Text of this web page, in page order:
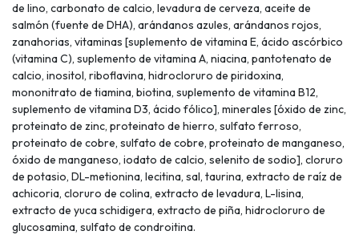
de lino, carbonato de calcio, levadura de cerveza, aceite de
salmón (fuente de DHA), arándanos azules, arándanos rojos,
zanahorias, vitaminas [suplemento de vitamina E, ácido ascórbico
(vitamina C), suplemento de vitamina A, niacina, pantotenato de
calcio, inositol, riboflavina, hidrocloruro de piridoxina,
mononitrato de tiamina, biotina, suplemento de vitamina B12,
suplemento de vitamina D3, ácido fólico], minerales [óxido de zinc,
proteinato de zinc, proteinato de hierro, sulfato ferroso,
proteinato de cobre, sulfato de cobre, proteinato de manganeso,
óxido de manganeso, iodato de calcio, selenito de sodio], cloruro
de potasio, DL-metionina, lecitina, sal, taurina, extracto de raíz de
achicoria, cloruro de colina, extracto de levadura, L-lisina,
extracto de yuca schidigera, extracto de piña, hidrocloruro de
glucosamina, sulfato de condroitina.